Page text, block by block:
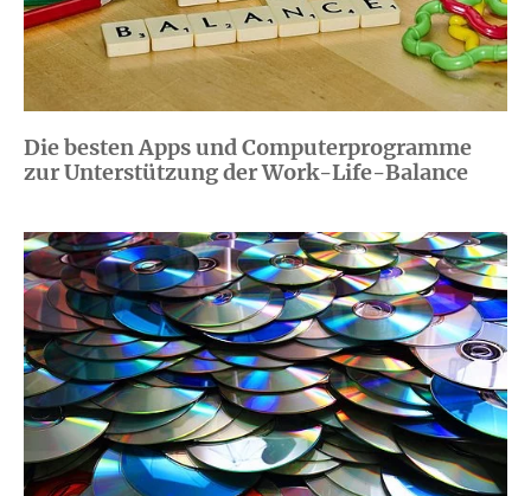
Die besten Apps und Computerprogramme
zur Unterstützung der Work-Life-Balance